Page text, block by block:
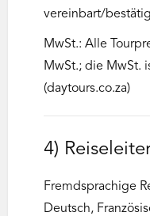
vereinbart/
MwSt.: Alle
MwSt.; die MwSt.
(daytours.co.za)
4)
Fremdsprachige
Deutsch,